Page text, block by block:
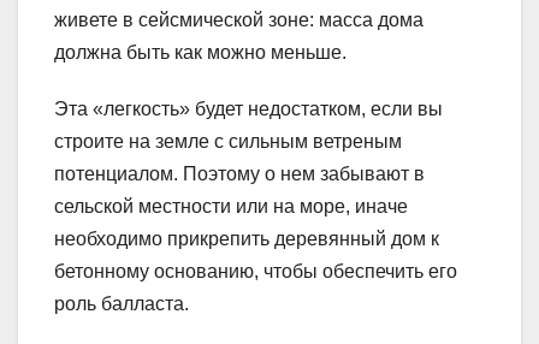
живете в сейсмической зоне: масса дома
должна быть как можно меньше.
Эта «легкость» будет недостатком, если вы
строите на земле с сильным ветреным
потенциалом. Поэтому о нем забывают в
сельской местности или на море, иначе
необходимо прикрепить деревянный дом к
бетонному основанию, чтобы обеспечить его
роль балласта.